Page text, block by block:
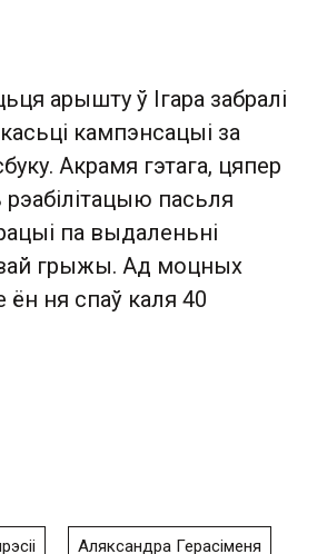
арышту ў Ігара забралі
кампэнсацыі за
Акрамя гэтага, цяпер
рэабілітацыю пасьля
па выдаленьні
грыжы. Ад моцных
ён ня спаў каля 40
Аляксандра Герасіменя